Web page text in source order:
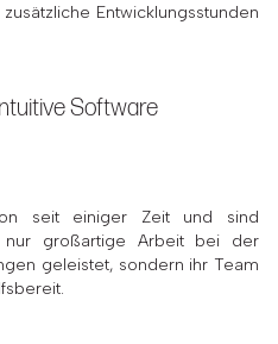
Entwicklungsstunden
Software
seit einiger Zeit und sind
nur großartige Arbeit bei der
geleistet, sondern ihr Team